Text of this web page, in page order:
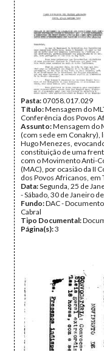
Pasta:07058.017.029
Título:Mensagem do
Conferência dos Povos
Assunto:Mensagem do
(com sede em Conakry),
Hugo Menezes,
constituição de uma
com o Movimento Anti-
(MAC), por ocasião da II
dos Povos Africanos, em
Data:Segunda, 25 de
- Sábado, 30 de Janeiro
Fundo:DAC -
Cabral
Tipo Documental:
Página(s):3